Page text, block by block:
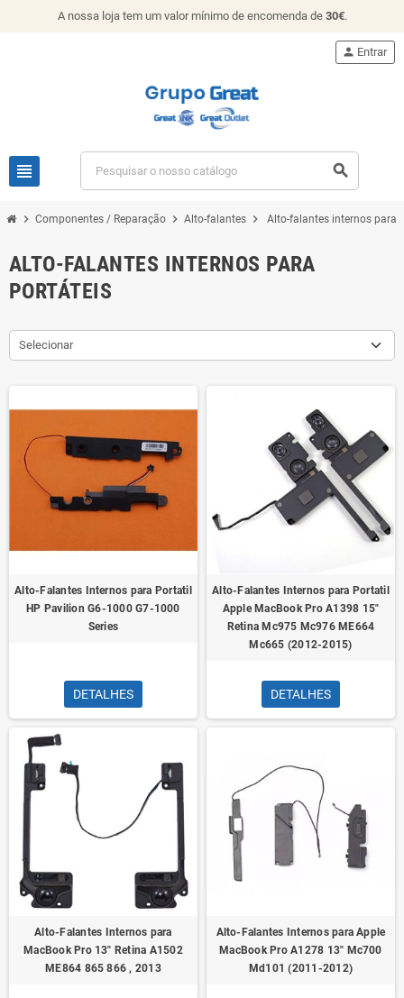
A nossa loja tem um valor mínimo de encomenda de 30€.
view_headline search
person Entrar
chevron_right Componentes / Reparação chevron_right Alto-falantes chevron_right Alto-falantes internos para
ALTO-FALANTES INTERNOS PARA
PORTÁTEIS
Selecionar
Alto-Falantes Internos para Portatil
HP Pavilion G6-1000 G7-1000
Series
DETALHES
Alto-Falantes Internos para Portatil
Apple MacBook Pro A1398 15"
Retina Mc975 Mc976 ME664
Mc665 (2012-2015)
DETALHES
Alto-Falantes Internos para
MacBook Pro 13" Retina A1502
ME864 865 866 , 2013
Alto-Falantes Internos para Apple
MacBook Pro A1278 13" Mc700
Md101 (2011-2012)